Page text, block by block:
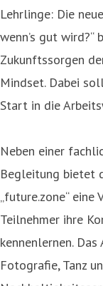
Lehrlinge: Die
wenn’s gut
Zukunftssorgen
Mindset. Dabei
Start in die
Neben einer
Begleitung bietet
„future.zone“
Teilnehmer ihre
kennenlernen.
Fotografie, Tanz